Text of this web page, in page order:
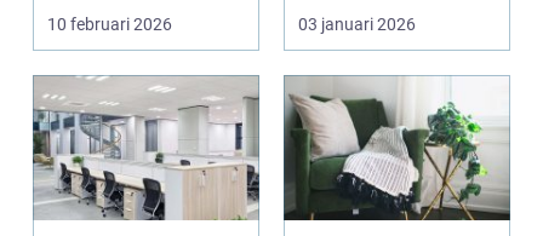
10 februari 2026
vetenskap. Med pre...
03 januari 2026